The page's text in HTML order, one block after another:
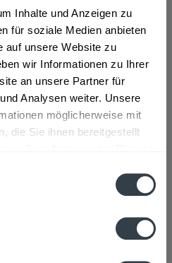
Inhalte und Anzeigen zu
für soziale Medien anbieten
auf unsere Website zu
wir Informationen zu Ihrer
an unsere Partner für
Analysen weiter. Unsere
möglicherweise mit
die Sie ihnen bereitgestellt